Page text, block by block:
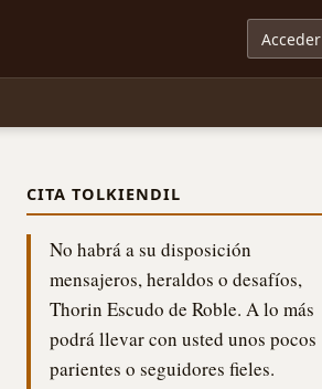
Acceder
CITA TOLKIENDIL
No habrá a su disposición
mensajeros, heraldos o desafíos,
Thorin Escudo de Roble. A lo más
podrá llevar con usted unos pocos
parientes o seguidores fieles.